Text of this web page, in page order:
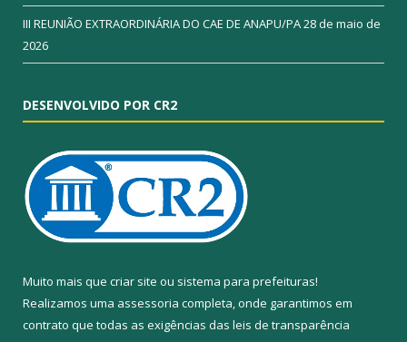
III REUNIÃO EXTRAORDINÁRIA DO CAE DE ANAPU/PA28 de maio de
2026
DESENVOLVIDO POR CR2
Muito mais que criar site ou sistema para prefeituras!
Realizamos uma assessoria completa, onde garantimos em
contrato que todas as exigências das leis de transparência